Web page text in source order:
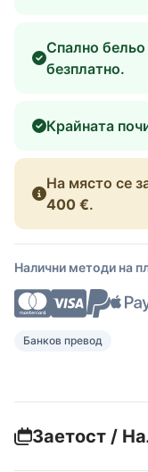
Спално
безплатно.
Крайната
На място се
400 €.
Налични методи на
Банков превод
Заетост /